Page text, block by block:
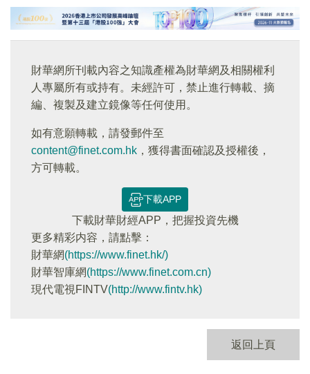
財華網所刊載內容之知識產權為財華網及相關權利
人專屬所有或持有。未經許可，禁止進行轉載、摘
編、複製及建立鏡像等任何使用。
如有意願轉載，請發郵件至
content@finet.com.hk ，獲得書面確認及授權後，
方可轉載。
下載APP
下載財華財經APP，把握投資先機
更多精彩内容，請點擊：
財華網(https://www.finet.hk/)
財華智庫網(https://www.finet.com.cn)
現代電視FINTV(http://www.fintv.hk)
返回上頁